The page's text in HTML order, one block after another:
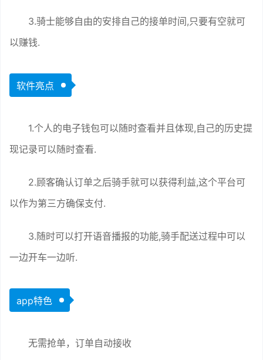
3.骑士能够自由的安排自己的接单时间,只要有空就可
以赚钱.
软件亮点
1.个人的电子钱包可以随时查看并且体现,自己的历史提
现记录可以随时查看.
2.顾客确认订单之后骑手就可以获得利益,这个平台可
以作为第三方确保支付.
3.随时可以打开语音播报的功能,骑手配送过程中可以
一边开车一边听.
app特色
无需抢单，订单自动接收